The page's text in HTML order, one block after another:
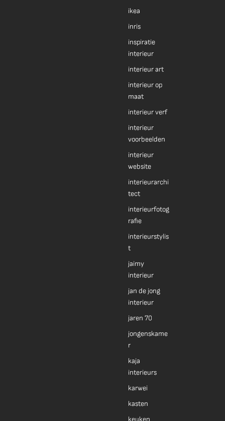
ikea
inris
inspiratie
interieur
interieur art
interieur op
maat
interieur verf
interieur
voorbeelden
interieur
website
interieurarchi
tect
interieurfotog
rafie
interieurstylis
t
jaimy
interieur
jan de jong
interieur
jaren 70
jongenskame
r
kaja
interieurs
karwei
kasten
keuken